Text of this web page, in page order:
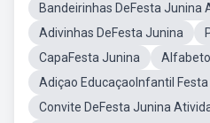
Bandeirinhas DeFesta Junina
Adivinhas DeFesta Junina
CapaFesta Junina
Adiçao EducaçaoInfantil
Convite DeFesta Junina